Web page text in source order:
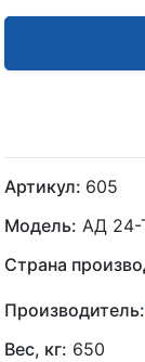
Артикул: 605
Модель: АД 24-
Страна
Производитель:
Вес, кг: 650